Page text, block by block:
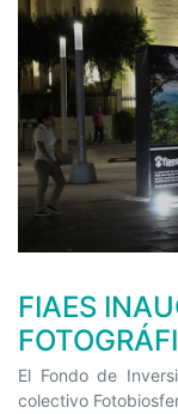
FIAES
El Fondo de
colectivo